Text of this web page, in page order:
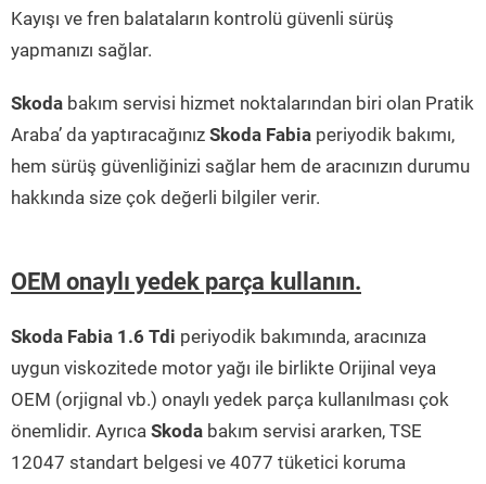
Kayışı ve fren balataların kontrolü güvenli sürüş
yapmanızı sağlar.
Skoda bakım servisi hizmet noktalarından biri olan Pratik
Araba’ da yaptıracağınız Skoda Fabia periyodik bakımı,
hem sürüş güvenliğinizi sağlar hem de aracınızın durumu
hakkında size çok değerli bilgiler verir.
OEM onaylı yedek parça kullanın.
Skoda Fabia 1.6 Tdi periyodik bakımında, aracınıza
uygun viskozitede motor yağı ile birlikte Orijinal veya
OEM (orjignal vb.) onaylı yedek parça kullanılması çok
önemlidir. Ayrıca Skoda bakım servisi ararken, TSE
12047 standart belgesi ve 4077 tüketici koruma